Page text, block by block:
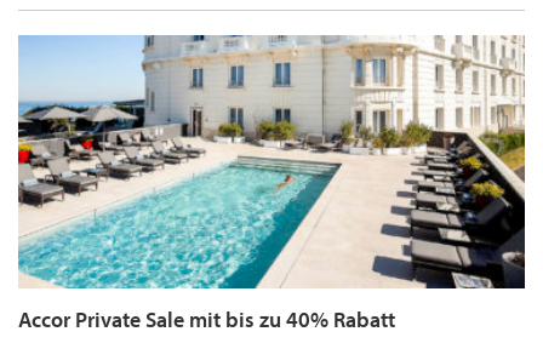
Accor Private Sale mit bis zu 40% Rabatt